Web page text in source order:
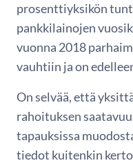
prosenttiyksikön
pankkilainojen
vuonna 2018
vauhtiin ja on
On selvää, että
rahoituksen
tapauksissa
tiedot kuitenkin